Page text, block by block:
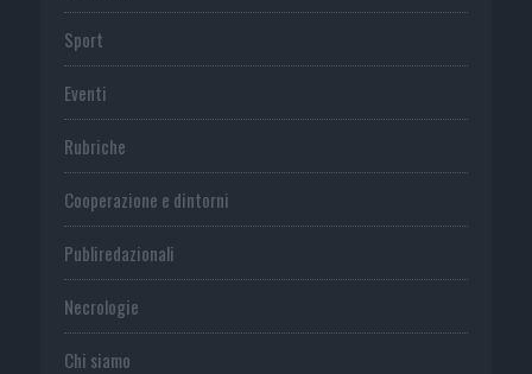
Sport
Eventi
Rubriche
Cooperazione e dintorni
Publiredazionali
Necrologie
Chi siamo